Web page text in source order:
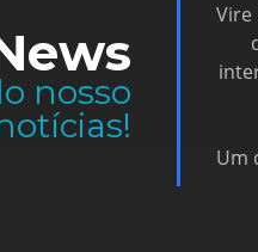
nosso
Vire
Um